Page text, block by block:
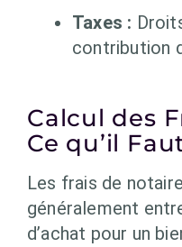
Taxes :
contribution
Calcul des
Ce qu’il
Les frais de
généralement
d’achat pour un